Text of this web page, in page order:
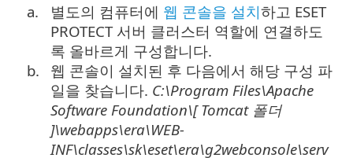
a.
별도의 컴퓨터에 웹 콘솔을 설치하고 ESET
PROTECT 서버 클러스터 역할에 연결하도
록 올바르게 구성합니다.
b.
웹 콘솔이 설치된 후 다음에서 해당 구성 파
일을 찾습니다. C:\Program Files\Apache
Software Foundation\[ Tomcat폴더
]\webapps\era\WEB-
INF\classes\sk\eset\era\g2webconsole\serv